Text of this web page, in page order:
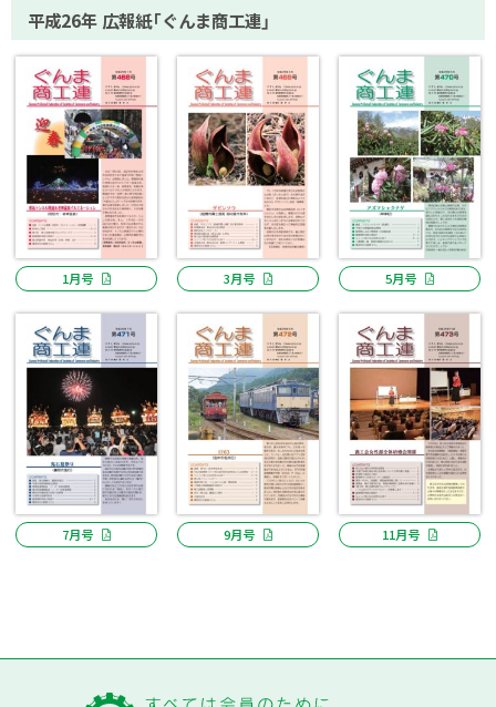
平成26年 広報紙「ぐんま商工連」
1月号 3月号 5月号
7月号 9月号 11月号